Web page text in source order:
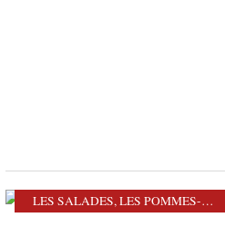
LES SALADES,LES POMMES-DE-TERRE